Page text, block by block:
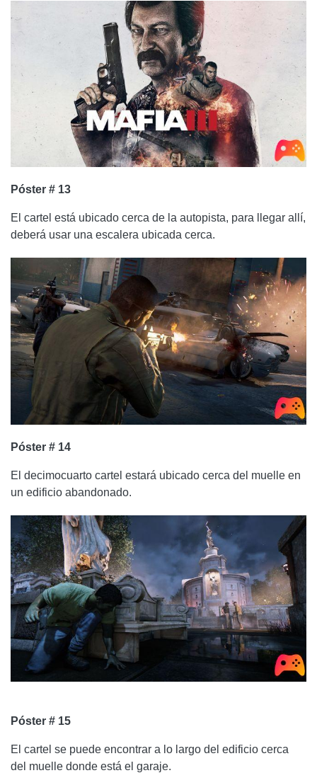
Póster # 13
El cartel está ubicado cerca de la autopista, para llegar allí,
deberá usar una escalera ubicada cerca.
Póster # 14
El decimocuarto cartel estará ubicado cerca del muelle en
un edificio abandonado.
Póster # 15
El cartel se puede encontrar a lo largo del edificio cerca
del muelle donde está el garaje.